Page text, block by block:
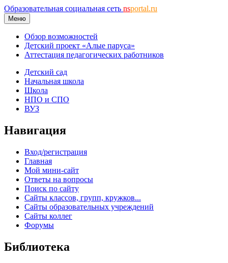
Образовательная социальная сеть nsportal.ru
Меню
Обзор возможностей
Детский проект «Алые паруса»
Аттестация педагогических работников
Детский сад
Начальная школа
Школа
НПО и СПО
ВУЗ
Навигация
Вход/регистрация
Главная
Мой мини-сайт
Ответы на вопросы
Поиск по сайту
Сайты классов, групп, кружков...
Сайты образовательных учреждений
Сайты коллег
Форумы
Библиотека